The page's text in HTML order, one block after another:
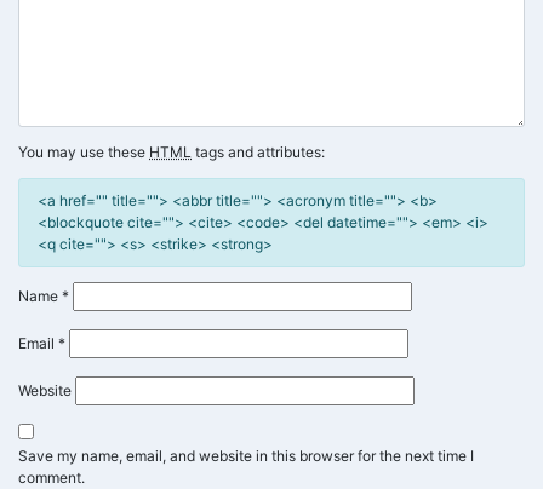
You may use these HTML tags and attributes:
<a href="" title=""> <abbr title=""> <acronym title=""> <b>
<blockquote cite=""> <cite> <code> <del datetime=""> <em> <i>
<q cite=""> <s> <strike> <strong>
Name *
Email *
Website
Save my name, email, and website in this browser for the next time I
comment.